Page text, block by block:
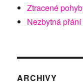
Ztracené
Nezbytná přání
ARCHIVY